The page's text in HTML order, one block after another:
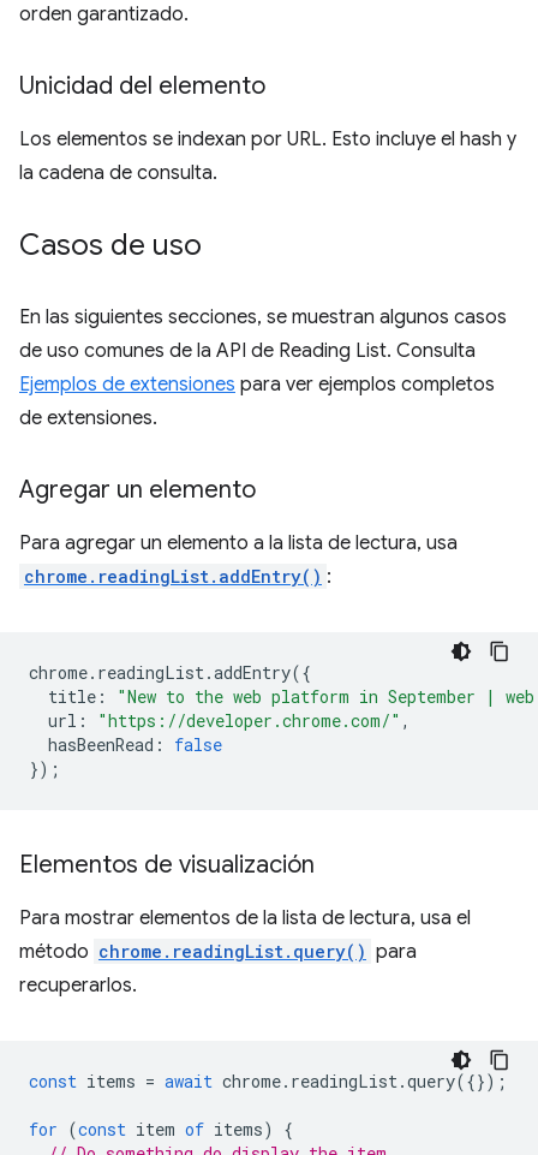
orden garantizado.
Unicidad del elemento
Los elementos se indexan por URL. Esto incluye el hash y
la cadena de consulta.
Casos de uso
En las siguientes secciones, se muestran algunos casos
de uso comunes de la API de Reading List. Consulta
Ejemplos de extensiones para ver ejemplos completos
de extensiones.
Agregar un elemento
Para agregar un elemento a la lista de lectura, usa
chrome.readingList.addEntry() :
chrome. readingList .addEntry({
title :
"New to the web platform in September |
url : "https://developer.chrome.com/" ,
hasBeenRead :
false
});
Elementos de visualización
Para mostrar elementos de la lista de lectura, usa el
método chrome.readingList.query() para
recuperarlos.
const items = await chrome. readingList .query({});
for (const item of items)
{